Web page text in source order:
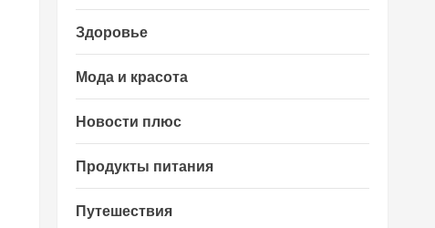
Здоровье
Мода и красота
Новости плюс
Продукты питания
Путешествия